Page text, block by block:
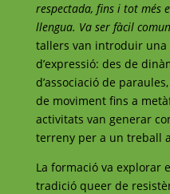
respectada, fins i tot més
llengua. Va ser fàcil
tallers van introduir una
d’expressió: des de
d’associació de
de moviment fins a
activitats van generar
terreny per a un treball
La formació va explorar
tradició queer de